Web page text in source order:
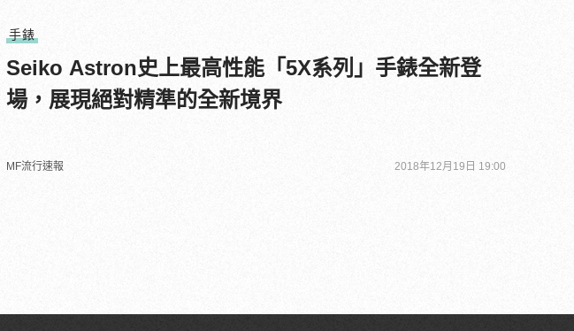
手錶
Seiko Astron史上最高性能「5X系列」手錶全新登
場，展現絕對精準的全新境界
MF流行速報 2018年12月19日 19:00